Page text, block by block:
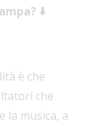
⬇️
è che
che
la musica, a